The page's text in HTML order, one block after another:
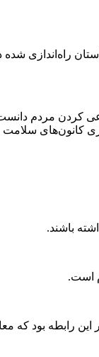
راه‌اندازی شده
کردن مردم
کانون‌های
باشند.
است.
بود که